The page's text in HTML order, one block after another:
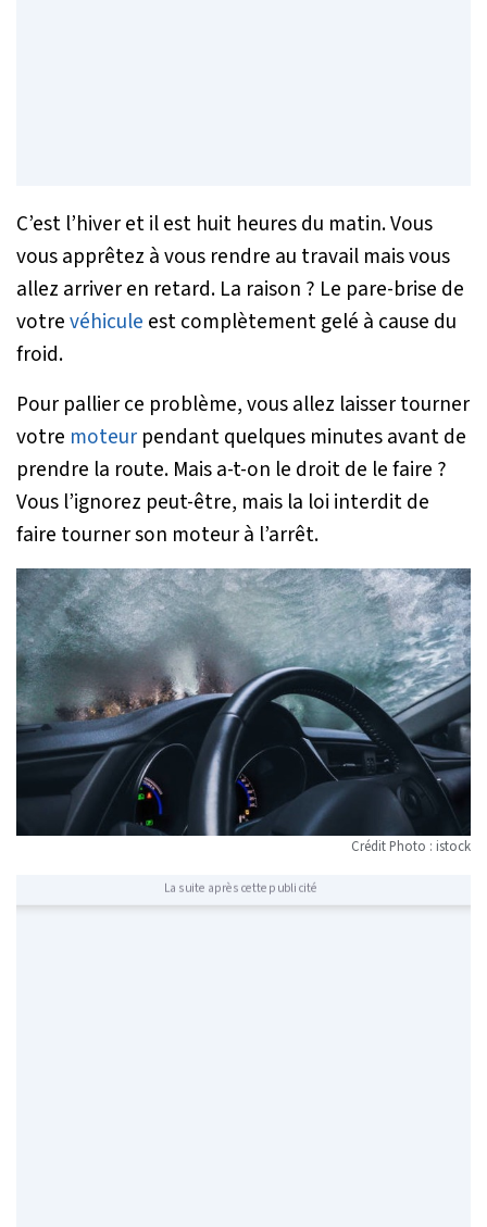
C’est l’hiver et il est huit heures du matin. Vous
vous apprêtez à vous rendre au travail mais vous
allez arriver en retard. La raison ? Le pare-brise de
votrevéhicule est complètement gelé à cause du
froid.
Pour pallier ce problème, vous allez laisser tourner
votre moteur pendant quelques minutes avant de
prendre la route. Mais a-t-on le droit de le faire ?
Vous l’ignorez peut-être, mais la loi interdit de
faire tourner son moteur à l’arrêt.
Crédit Photo : istock
La suite après cette publicité